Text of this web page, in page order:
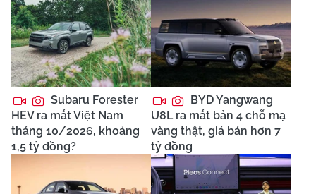
Subaru Forester
HEV ra mắt Việt Nam
tháng 10/2026, khoảng
1,5 tỷ đồng?
BYD Yangwang
U8L ra mắt bản 4 chỗ mạ
vàng thật, giá bán hơn 7
tỷ đồng